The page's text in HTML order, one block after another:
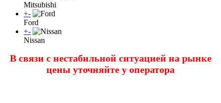
Mitsubishi
+-
Ford
+-
Nissan
В связи с нестабильной ситуацией на рынке
цены уточняйте у оператора